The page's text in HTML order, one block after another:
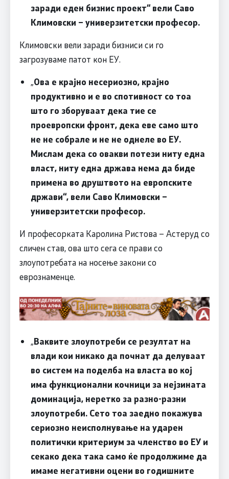
заради еден бизнис проект“ вели Саво
Климовски – универзитетски професор.
Климовски вели заради бизниси си го
загрозуваме патот кон ЕУ.
„Ова е крајно несериозно, крајно
продуктивно и е во спотивност со тоа
што го зборуваат дека тие се
проевропски фронт, дека еве само што
не не собрале и не не однеле во ЕУ.
Мислам дека со овакви потези ниту една
власт, ниту една држава нема да биде
примена во друштвото на европските
држави“, вели Саво Климовски –
универзитетски професор.
И професорката Каролина Ристова – Астеруд со
сличен став, ова што сега се прави со
злоупотребата на носење закони со
еврознаменце.
„Ваквите злоупотреби се резултат на
влади кои никако да почнат да делуваат
во систем на поделба на власта во кој
има функционални кочници за нејзината
доминација, неретко за разно-разни
злоупотреби. Сето тоа заедно покажува
сериозно неисполнување на ударен
политички критериум за членство во ЕУ и
секако дека така само ќе продолжиме да
имаме негативни оцени во годишните